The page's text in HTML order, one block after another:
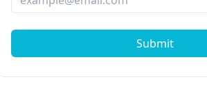
Submit